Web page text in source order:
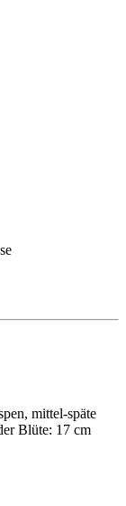
mittel-späte
Blüte: 17 cm